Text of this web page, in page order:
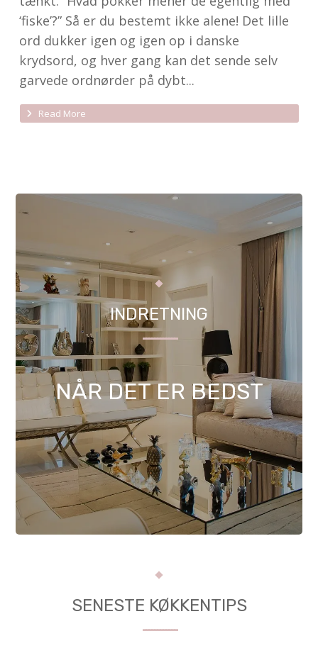
‘fiske’?” Så er du bestemt ikke alene! Det lille
ord dukker igen og igen op i danske
krydsord, og hver gang kan det sende selv
garvede ordnørder på dybt...
Read More
------------
INDRETNING
NÅR DET ER BEDST
------------
SENESTE KØKKENTIPS